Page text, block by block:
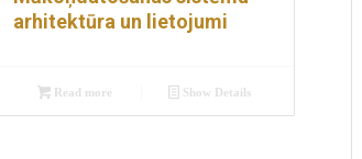
arhitektūra un lietojumi
Read more Show Details